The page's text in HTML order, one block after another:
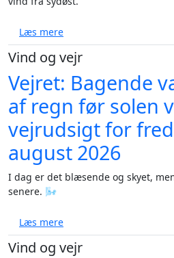
Læs mereom Solrig weekend
Vind og vejr
Vejret: Bagende
af regn før solen
vejrudsigt for
august 2026
I dag er det blæsende og skyet,
senere. 🌬️
Læs mereom Vejret: Bagende
Vind og vejr